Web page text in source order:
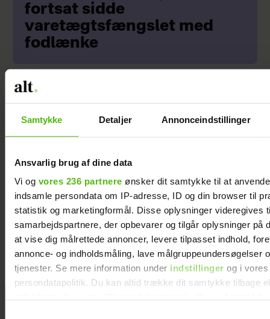
Samtykke Detaljer Annonceindstillinger
Ansvarlig brug af dine data
Vi og vores 236 partnere ønsker dit samtykke til at
indsamle persondata om IP-adresse, ID og din browser til
statistik og marketingformål. Disse oplysninger videregives
samarbejdspartnere, der opbevarer og tilgår oplysninger på
at vise dig målrettede annoncer, levere tilpasset indhold,
annonce- og indholdsmåling, lave målgruppeundersøgelser
tjenester. Se mere information under indstillinger og i vores
persondatapolitik. Du kan altid trække dit samtykke tilbage
fortsat sidde
varetægtsfængslet med
fodlænke
Pernille Nygaard
væk fra sønnen for
første gang: Det er
nervepirrende
"Bachelor"
Christian ikke til at
kende: Har skiftet
look igen